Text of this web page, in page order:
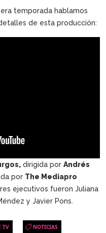
temporada hablamos
de esta producción:
dirigida por Andrés
por The Mediapro
ejecutivos fueron Juliana
y Javier Pons.
TV NOTICIAS